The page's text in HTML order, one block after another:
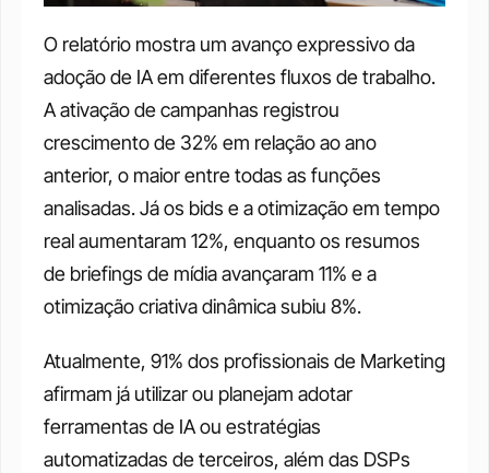
O relatório mostra um avanço expressivo da
adoção de IA em diferentes fluxos de trabalho.
A ativação de campanhas registrou
crescimento de 32% em relação ao ano
anterior, o maior entre todas as funções
analisadas. Já os bids e a otimização em tempo
real aumentaram 12%, enquanto os resumos
de briefings de mídia avançaram 11% e a
otimização criativa dinâmica subiu 8%.
Atualmente, 91% dos profissionais de Marketing
afirmam já utilizar ou planejam adotar
ferramentas de IA ou estratégias
automatizadas de terceiros, além das DSPs